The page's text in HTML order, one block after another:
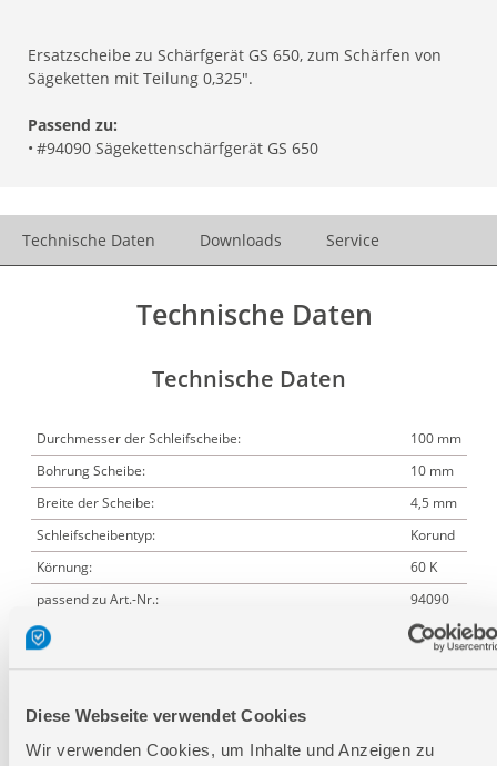
Diese Webseite verwendet Cookies
Wir verwenden Cookies, um Inhalte und Anzeigen zu
Ersatzscheibe zu Schärfgerät GS 650, zum Schärfen von
Sägeketten mit Teilung 0,325".
Passend zu:
• #94090 Sägekettenschärfgerät GS 650
Technische Daten Downloads Service
Technische Daten
Technische Daten
Durchmesser der Schleifscheibe:
100 mm
Bohrung Scheibe:
10 mm
Breite der Scheibe:
4,5 mm
Schleifscheibentyp:
Korund
Körnung:
60 K
passend zu Art.-Nr.:
94090
Länge:
100 mm